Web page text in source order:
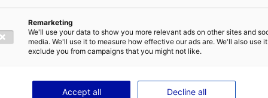
Remarketing
We'll use your data to show you more relevant ads on other sites and
media. We'll use it to measure how effective our ads are. We'll also use
exclude you from campaigns that you might not like.
Accept all Decline all